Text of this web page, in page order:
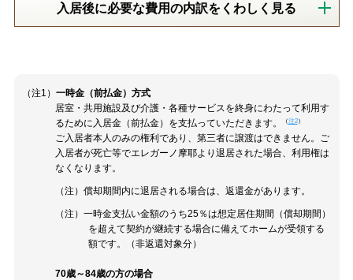
入居後に必要な費用の内訳をくわしく見る
（注1） 一時金（前払金）方式
居室・共用施設及び介護・各種サービスを終身にわたって利用す
るために入居金（前払金）を支払っていただきます。
（注2）
ご入居者本人のみの権利であり、第三者に譲渡はできません。ご
入居者が死亡等でエレガーノ摩耶より退居された場合、利用権は
なくなります。
（注）償却期間内に退居される場合は、返還金があります。
（注）一時金支払い金額のうち25％は想定居住期間（償却期間）
を超えて契約が継続する場合に備えてホームが受領する
額です。（非返還対象分）
70歳～84歳の方の場合